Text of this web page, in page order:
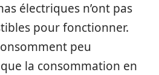
électriques n’ont pas
pour fonctionner.
peu
la consommation en